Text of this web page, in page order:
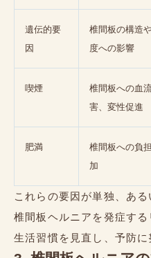
遺伝的要
因
椎間板の構造
度への影響
喫煙
椎間板への血
害、変性促進
肥満
椎間板への負
加
これらの要因が単独、あ
椎間板ヘルニアを発症す
生活習慣を見直し、予防に